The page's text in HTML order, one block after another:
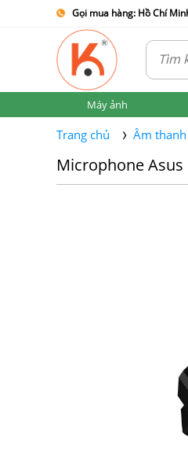
Gọi mua hàng: Hồ Chí
Máy ảnh
Trang chủ Âm
Microphone Asus